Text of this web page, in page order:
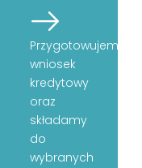
Przygotowujemy
wniosek
kredytowy
oraz
składamy
do
wybranych